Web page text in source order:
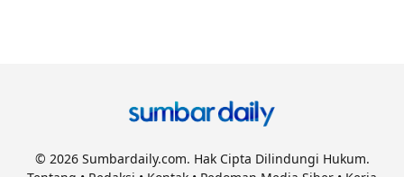
© 2026 Sumbardaily.com. Hak Cipta Dilindungi Hukum.